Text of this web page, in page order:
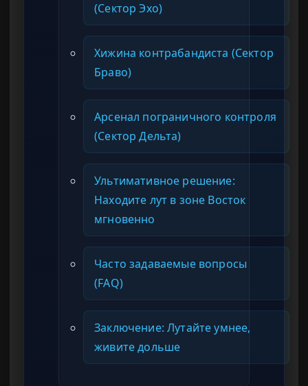
(Сектор Эхо)
Хижина контрабандиста (Сектор
Браво)
Арсенал пограничного контроля
(Сектор Дельта)
Ультимативное решение:
Находите лут в зоне Восток
мгновенно
Часто задаваемые вопросы
(FAQ)
Заключение: Лутайте умнее,
живите дольше